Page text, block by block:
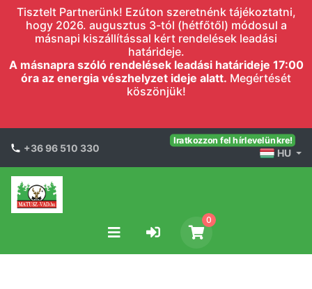
Tisztelt Partnerünk! Ezúton szeretnénk tájékoztatni,
hogy 2026. augusztus 3-tól (hétfőtől) módosul a
másnapi kiszállítással kért rendelések leadási
határideje.
A másnapra szóló rendelések leadási határideje 17:00
óra az energia vészhelyzet ideje alatt. Megértését
köszönjük!
+36 96 510 330
Iratkozzon fel hírlevelünkre!
HU
0